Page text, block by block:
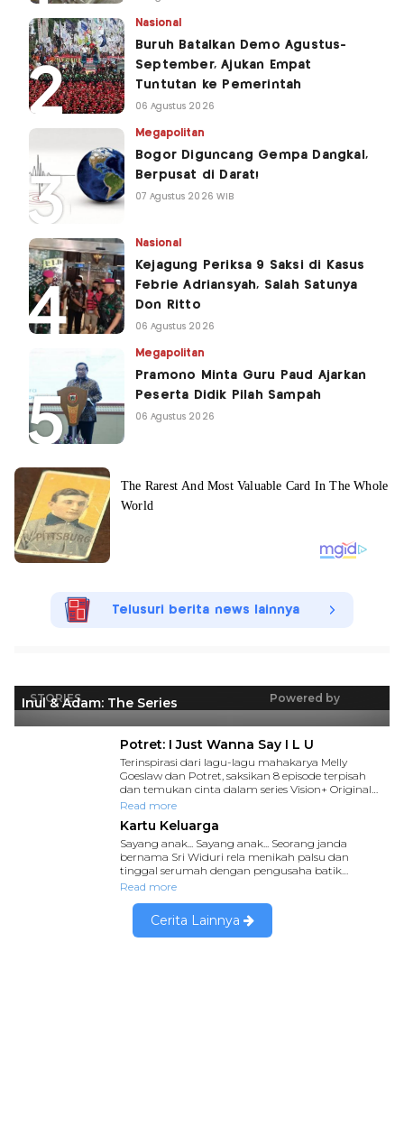
Nasional
Buruh Batalkan Demo Agustus-
September, Ajukan Empat
Tuntutan ke Pemerintah
06 Agustus 2026
Megapolitan
Bogor Diguncang Gempa Dangkal,
Berpusat di Darat!
07 Agustus 2026 WIB
Nasional
Kejagung Periksa 9 Saksi di Kasus
Febrie Adriansyah, Salah Satunya
Don Ritto
06 Agustus 2026
Megapolitan
Pramono Minta Guru Paud Ajarkan
Peserta Didik Pilah Sampah
06 Agustus 2026
Telusuri berita news lainnya